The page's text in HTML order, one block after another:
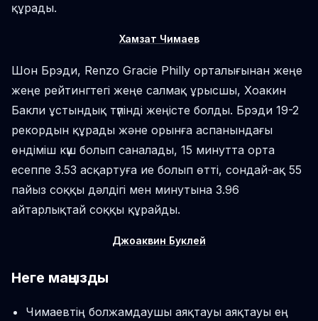
құрады.
Хамзат Чимаев
Шон Брэди, Renzo Gracie Philly орталығынан жеңе
жеңе рейтингтегі жеңе салмақ ұрысшы, Хоакин
Бакли ұстындық түпінді жеңісте болды. Брэди 19-2
рекордын құрады және орынға аспанындағы
өндіміш күш болып саналады, 15 минутта орта
есеппе 3.53 асқартуға ие болып өтті, сондай-ақ 55
пайыз соққы дәлдігі мен минутына 3.96
айтарлықтай соққы құрайды.
Джоаквин Буклей
Неге маңызды
Чимаевтің болжамдаушы аяқтауы аяқтауы ең